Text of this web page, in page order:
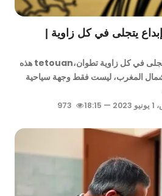
يتجلى في كل زاوية |
تطوان مدينة الفنون: إبداع يتجلى في كل زاوية تطوان،tetouan هذه
شمال المغرب، ليست فقط وجهة سياحية